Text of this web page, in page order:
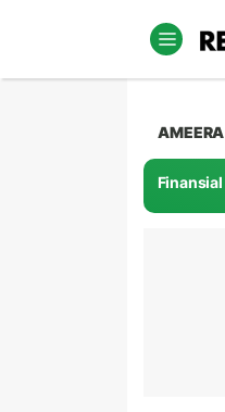
AMEERA
Finansial